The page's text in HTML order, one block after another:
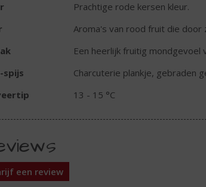
Prachtige rode kersen kleur.
Aroma's van rood fruit die
Een heerlijk fruitig mondgevoel
spijs
Charcuterie plankje, gebraden
13 - 15 °C
een review